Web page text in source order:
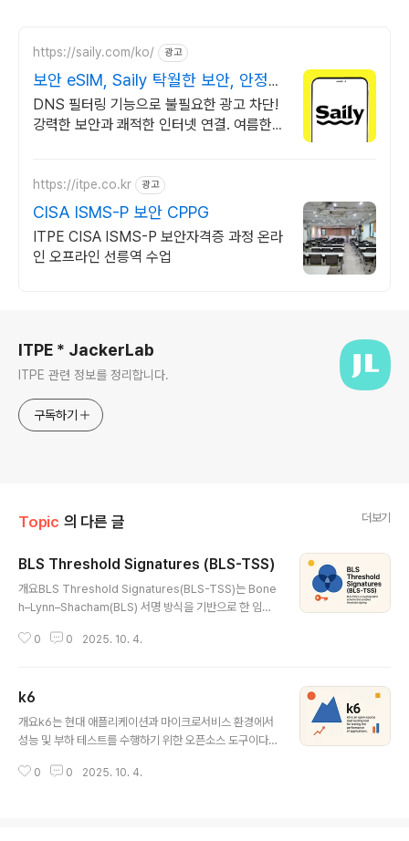
https://saily.com/ko/ 광고
보안 eSIM, Saily 탁월한 보안, 안정적
인 연결
DNS 필터링 기능으로 불필요한 광고 차단!
강력한 보안과 쾌적한 인터넷 연결. 여름한정
https://itpe.co.kr 광고
CISA ISMS-P 보안 CPPG
ITPE CISA ISMS-P 보안자격증 과정 온라
인 오프라인 선릉역 수업
ITPE * JackerLab
ITPE 관련 정보를 정리합니다.
구독하기
Topic 의 다른 글 더보기
BLS Threshold Signatures (BLS-TSS)
개요BLS Threshold Signatures(BLS-TSS)는 Bone
h–Lynn–Shacham(BLS) 서명 방식을 기반으로 한 임계
참여자가 개별적으로 서명을 생성하고, 이를 결합해 하나
보하는 핵심 기술로 활용된다.1. 개념 및 정의 항목 내용 설
명 정의BLS Threshold Signature Scheme (BLS-T
SS)BLS 서명에 임계치 서명 개념을 결합한 기법목적안전
탈중앙화 환경의 보안성 강화키 유출·단일 실패 지점(SPO
0 0 2025. 10. 4.
k6
개요k6는 현대 애플리케이션과 마이크로서비스 환경에서
성능 및 부하 테스트를 수행하기 위한 오픈소스 도구이다.
을 지원하며, CI/CD 파이프라인과 자연스럽게 통합되어 D
0 0 2025. 10. 4.